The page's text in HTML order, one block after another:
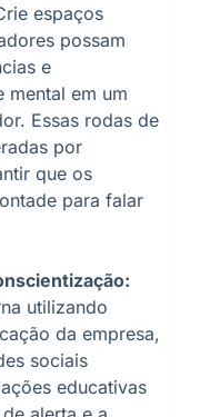
espaços
possam
e
mental em um
Essas rodas de
por
que os
para falar
utilizando
da empresa,
sociais
educativas